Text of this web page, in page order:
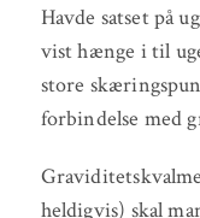
Havde satset på
vist hænge i til
store
forbindelse med
heldigvis) skal